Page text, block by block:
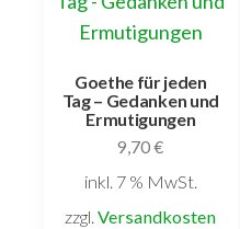
Goethe für jeden
Tag – Gedanken und
Ermutigungen
9,70€
inkl. 7 % MwSt.
zzgl.Versandkosten